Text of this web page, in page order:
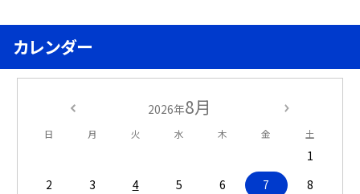
カレンダー
2026年8月
日 月 火 水 木 金 土
1
2
3 4 5 6 7
8